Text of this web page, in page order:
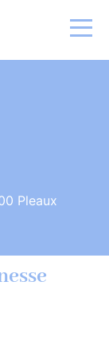
Pleaux